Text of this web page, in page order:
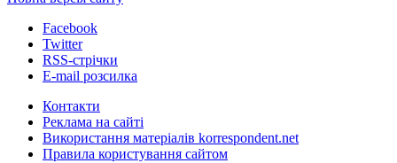
Facebook
Twitter
RSS-стрічки
E-mail розсилка
Контакти
Реклама на сайті
Використання матеріалів korrespondent.net
Правила користування сайтом